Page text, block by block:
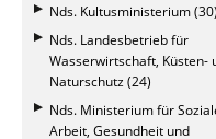
Nds. Kultusministerium (30)
Nds. Landesbetrieb für
Wasserwirtschaft, Küsten-
Naturschutz (24)
Nds. Ministerium für
Arbeit, Gesundheit und